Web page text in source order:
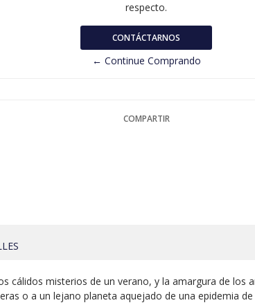
respecto.
CONTÁCTARNOS
← Continue Comprando
COMPARTIR
cálidos misterios de un verano, y la amargura de los
o a un lejano planeta aquejado de una epidemia de